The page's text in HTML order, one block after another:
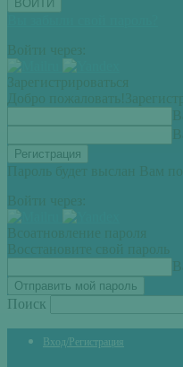
Войти через:
Зарегистрироваться
Добро пожаловать!
Пароль будет выслан Вам
Войти через:
Всоатновление пароля
Восстановите свой пароль
Поиск
Вход/Регистрация